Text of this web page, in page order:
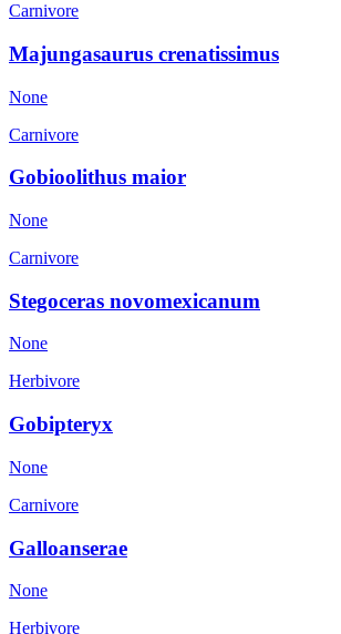
Carnivore
Majungasaurus crenatissimus
None
Carnivore
Gobioolithus maior
None
Carnivore
Stegoceras novomexicanum
None
Herbivore
Gobipteryx
None
Carnivore
Galloanserae
None
Herbivore